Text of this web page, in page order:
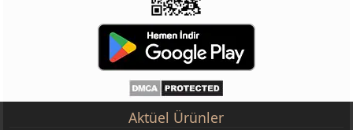
Aktüel Ürünler